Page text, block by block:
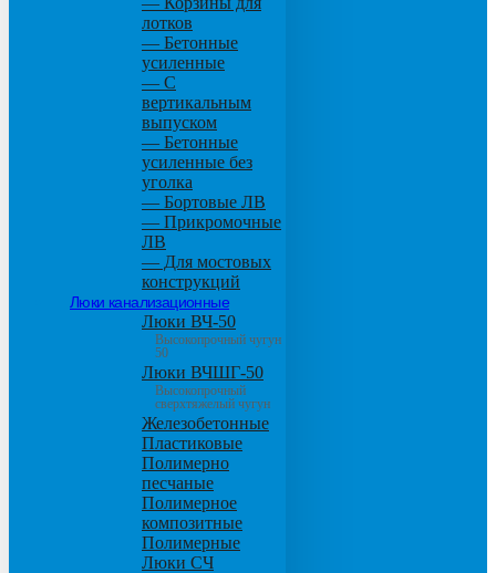
лотков
— Бетонные
усиленные
— С
вертикальным
выпуском
— Бетонные
усиленные без
уголка
— Бортовые ЛВ
— Прикромочные
ЛВ
— Для мостовых
конструкций
Люки канализационные
Люки ВЧ-50
Высокопрочный чугун
50
Люки ВЧШГ-50
Высокопрочный
сверхтяжелый чугун
Железобетонные
Пластиковые
Полимерно
песчаные
Полимерное
композитные
Полимерные
Люки СЧ